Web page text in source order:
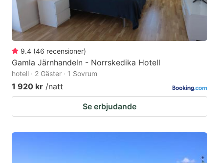
9.4 (46 recensioner)
Gamla Järnhandeln - Norrskedika Hotell
hotell · 2 Gäster · 1 Sovrum
1 920 kr /natt
Se erbjudande